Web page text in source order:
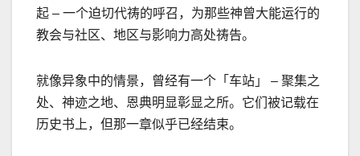
起 – 一个迫切代祷的呼召，为那些神曾大能运行的
教会与社区、地区与影响力高处祷告。
就像异象中的情景，曾经有一个「车站」 – 聚集之
处、神迹之地、恩典明显彰显之所。它们被记载在
历史书上，但那一章似乎已经结束。